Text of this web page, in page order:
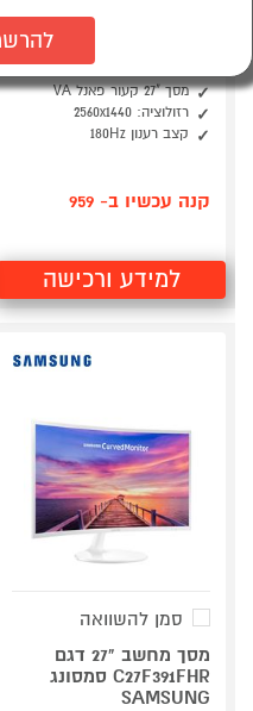
מסך מחשב "27 LENOVO
67C6GAC2IS Legion
מסך "27 קעור פאנל VA
רזולוציה: 2560x1440
קצב רענון 180Hz
קנה עכשיו ב- 959
למידע ורכישה
סמן להשוואה
מסך מחשב "27 דגם
C27F391FHR סמסונג
SAMSUNG